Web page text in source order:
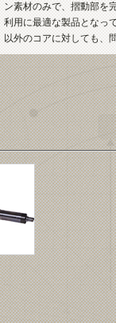
ン素材のみで、摺動部を
利用に最適な製品となっ
以外のコアに対しても、